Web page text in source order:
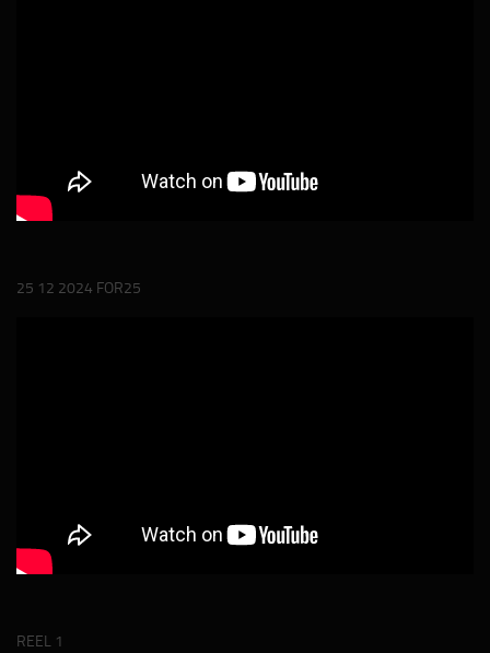
25 12 2024 FOR25
REEL 1